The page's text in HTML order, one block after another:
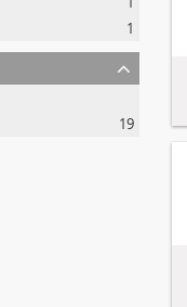
1
19